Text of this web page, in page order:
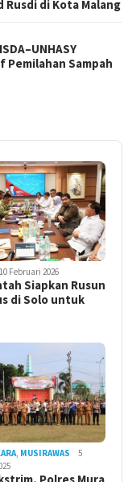
Rusdi di Kota Malang
Sampah
10 Februari 2026
Siapkan Rusun
di Solo untuk
MUSIRAWAS
5
Polres Mura